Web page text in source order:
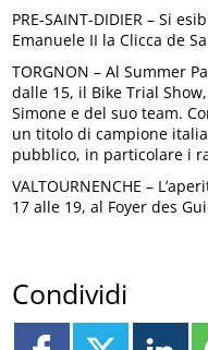
PRE-SAINT-DIDIER – Si
Emanuele II la Clicca de
TORGNON – Al Summer
dalle 15, il Bike Trial
Simone e del suo team.
un titolo di campione
pubblico, in particolare i
VALTOURNENCHE –
17 alle 19, al Foyer des
Condividi